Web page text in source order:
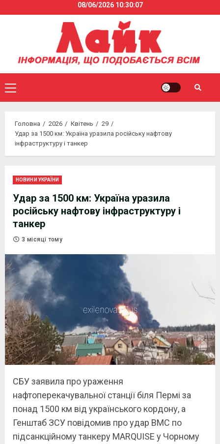
to
08/06/2026 10:30:07
Primary
Menu
Головна 2026 Квітень
29
Удар за 1500 км: Україна уразила російську нафтову
інфраструктуру і танкер
НОВИНИ УКРАЇНИ
Удар за 1500 км: Україна уразила
російську нафтову інфраструктуру і
танкер
3 місяці тому
СБУ заявила про ураження
нафтоперекачувальної станції біля Пермі за
понад 1500 км від українського кордону, а
Генштаб ЗСУ повідомив про удар ВМС по
підсанкційному танкеру MARQUISE у Чорному